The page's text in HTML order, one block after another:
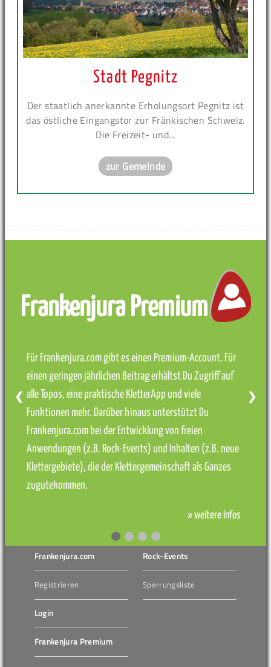
Stadt Pegnitz
Der staatlich anerkannte Erholungsort Pegnitz ist
das östliche Eingangstor zur Fränkischen Schweiz.
Die Freizeit- und...
zur Gemeinde
Frankenjura Premium
Für Frankenjura.com gibt es einen Premium-Account. Für
einen geringen jährlichen Beitrag erhältst Du Zugriff auf
alle Topos, eine praktische KletterApp und viele
Funktionen mehr. Darüber hinaus unterstützt Du
Frankenjura.com bei der Entwicklung von freien
Anwendungen (z.B. Rock-Events) und Inhalten (z.B. neue
Klettergebiete), die der Klettergemeinschaft als Ganzes
zugutekommen.
» weitere Infos
❮ ❯
Frankenjura.com
Registrieren
Login
Frankenjura Premium
Rock-Events
Sperrungsliste